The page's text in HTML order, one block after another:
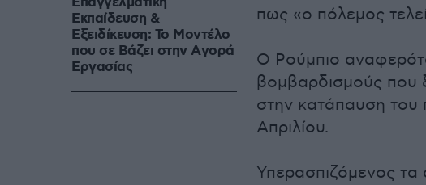
πως «ο πόλεμος
Ο Ρούμπιο
βομβαρδισμούς που
στην κατάπαυση του
Απριλίου.
Υπερασπιζόμενος τα
Εκπαίδευση &
Εξειδίκευση: Το Mοντέλο
που σε Bάζει στην Aγορά
Eργασίας